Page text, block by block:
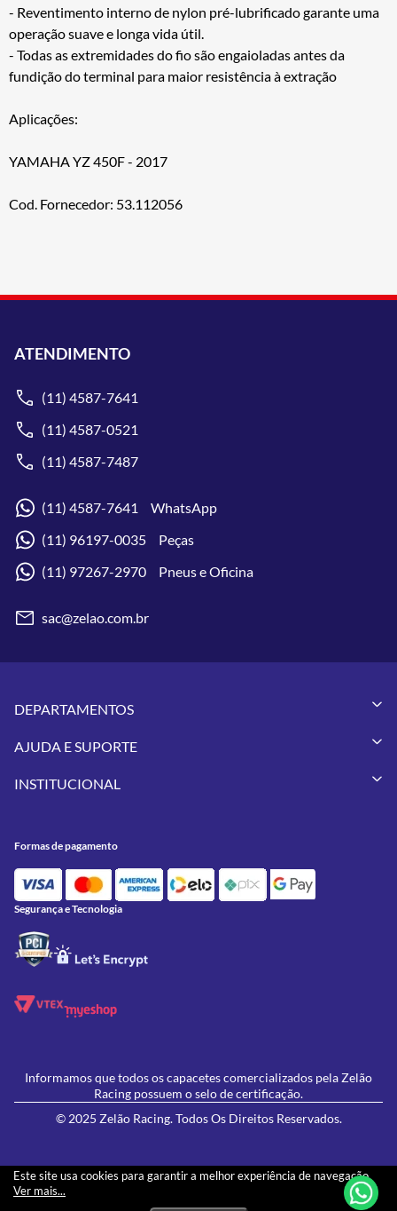
Este site usa cookies para garantir a melhor experiência de navegação.
Ver mais...
- Reventimento interno de nylon pré-lubrificado garante uma
operação suave e longa vida útil.
- Todas as extremidades do fio são engaioladas antes da
fundição do terminal para maior resistência à extração
Aplicações:
YAMAHA YZ 450F - 2017
Cod. Fornecedor: 53.112056
ATENDIMENTO
(11) 4587-7641
(11) 4587-0521
(11) 4587-7487
(11) 4587-7641 WhatsApp
(11) 96197-0035 Peças
(11) 97267-2970 Pneus e Oficina
sac@zelao.com.br
DEPARTAMENTOS
Vestuários
Pneus
Utilidades
Feminino
Lançamentos
AJUDA E SUPORTE
Meus Pedidos
Política de Privacidade
Política de Campanhas e promoções
INSTITUCIONAL
Contato
Oficina/Serviços
Formas de pagamento
Segurança e Tecnologia
Informamos que todos os capacetes comercializados pela Zelão
Racing possuem o selo de certificação.
© 2025 Zelão Racing. Todos Os Direitos Reservados.